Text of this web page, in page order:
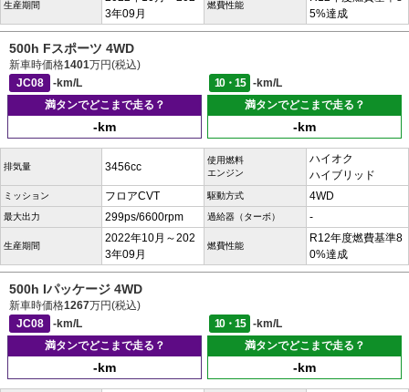
生産期間
3年09月
燃費性能
5%達成
500h Fスポーツ 4WD
新車時価格1401万円(税込)
JC08
-km/L 10・15
-km/L
満タンでどこまで走る？
-km
満タンでどこまで走る？
-km
排気量 3456cc
使用燃料
エンジン
ハイオク
ハイブリッド
ミッション フロアCVT 駆動方式 4WD
最大出力 299ps/6600rpm 過給器（ターボ） -
生産期間
2022年10月～202
3年09月
燃費性能
R12年度燃費基準8
0%達成
500h Iパッケージ 4WD
新車時価格1267万円(税込)
JC08
-km/L 10・15
-km/L
満タンでどこまで走る？
-km
満タンでどこまで走る？
-km